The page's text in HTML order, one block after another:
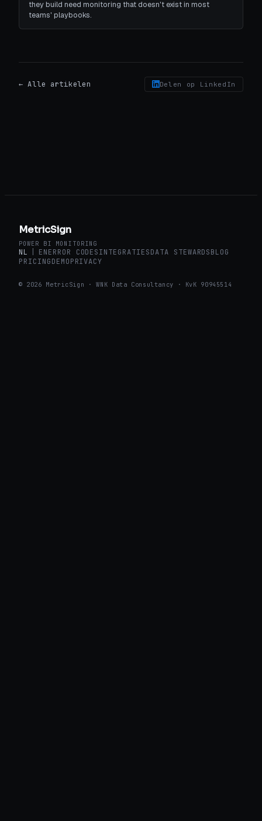
they build need monitoring that doesn't exist in most
teams' playbooks.
← Alle artikelen Delen op LinkedIn
MetricSign
POWER BI MONITORING
NL ENERROR CODESINTEGRATIESDATA STEWARDSBLOG
PRICINGDEMOPRIVACY
© 2026 MetricSign · WNK Data Consultancy · KvK 90945514